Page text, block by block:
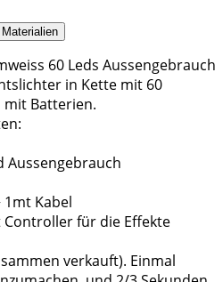
Materialien
60 Leds Aussengebrauch
in Kette mit 60
mit Batterien.
Aussengebrauch
1mt Kabel
für die Effekte
verkauft). Einmal